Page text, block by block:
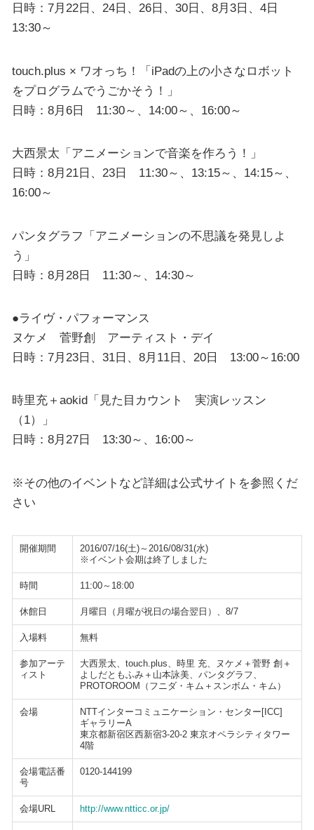
日時：7月22日、24日、26日、30日、8月3日、4日
13:30～
touch.plus × ワオっち！「iPadの上の小さなロボット
をプログラムでうごかそう！」
日時：8月6日 11:30～、14:00～、16:00～
大西景太「アニメーションで音楽を作ろう！」
日時：8月21日、23日 11:30～、13:15～、14:15～、
16:00～
パンタグラフ「アニメーションの不思議を発見しよ
う」
日時：8月28日 11:30～、14:30～
●ライヴ・パフォーマンス
ヌケメ 菅野創 アーティスト・デイ
日時：7月23日、31日、8月11日、20日 13:00～16:00
時里充＋aokid「見た目カウント 実演レッスン
（1）」
日時：8月27日 13:30～、16:00～
※その他のイベントなど詳細は公式サイトを参照くだ
さい
開催期間
2016/07/16(土)～2016/08/31(水)
※イベント会期は終了しました
時間 11:00～18:00
休館日 月曜日（月曜が祝日の場合翌日）、8/7
入場料 無料
参加アーテ
ィスト
大西景太、touch.plus、時里 充、ヌケメ＋菅野 創＋
よしだともふみ＋山本詠美、パンタグラフ、
PROTOROOM（フニダ・キム＋スンボム・キム）
会場
NTTインターコミュニケーション・センター[ICC]
ギャラリーA
東京都新宿区西新宿3-20-2 東京オペラシティタワー
4階
会場電話番
号
0120-144199
会場URL http://www.ntticc.or.jp/